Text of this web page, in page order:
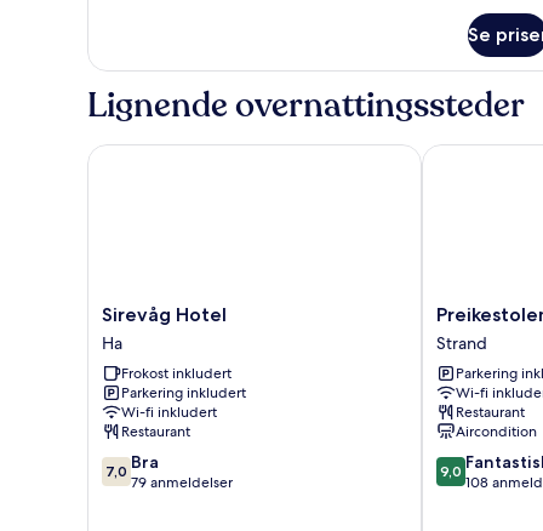
Se
Lignende overnattingssteder
Sirevåg
Hotel
Ha
Sirevåg Hotel
Ha
Frokost inkludert
Parkering inkludert
Wi-fi inkludert
Restaurant
7.0
av
7,0 Bra
79 anmeldelser
Sirevåg Hotel
Preikestolen
BaseCamp
Strand
Strand
Parkering
Wi-fi
Restaurant
Aircondition
9.0
av
9,0
108
Preikestolen